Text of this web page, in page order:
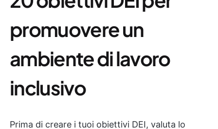
promuovere un
ambiente di lavoro
inclusivo
Prima di creare i tuoi obiettivi DEI, valuta lo